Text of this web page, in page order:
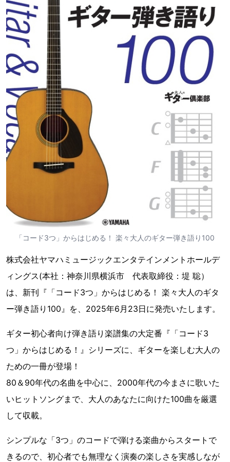
「コード3つ」からはじめる！ 楽々大人のギター弾き語り100
株式会社ヤマハミュージックエンタテインメントホールデ
ィングス(本社：神奈川県横浜市 代表取締役：堤 聡）
は、新刊『「コード3つ」からはじめる！ 楽々大人のギタ
ー弾き語り100』を、2025年6月23日に発売いたします。
ギター初心者向け弾き語り楽譜集の大定番『「コード3
つ」からはじめる！』シリーズに、ギターを楽しむ大人の
ための一冊が登場！
80＆90年代の名曲を中心に、2000年代の今まさに歌いた
いヒットソングまで、大人のあなたに向けた100曲を厳選
して収載。
シンプルな「3つ」のコードで弾ける楽曲からスタートで
きるので、初心者でも無理なく演奏の楽しさを実感しなが